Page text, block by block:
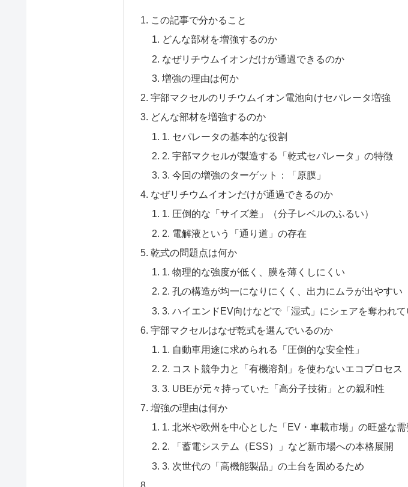
この記事で分かること
どんな部材を増強するのか
なぜリチウムイオンだけが通過できるのか
増強の理由は何か
宇部マクセルのリチウムイオン電池向けセパレータ増強
どんな部材を増強するのか
1. セパレータの基本的な役割
2. 宇部マクセルが製造する「乾式セパレータ」の特徴
3. 今回の増強のターゲット：「原膜」
なぜリチウムイオンだけが通過できるのか
1. 圧倒的な「サイズ差」（分子レベルのふるい）
2. 電解液という「通り道」の存在
乾式の問題点は何か
1. 物理的な強度が低く、膜を薄くしにくい
2. 孔の構造が均一になりにくく、出力にムラが出やすい
3. ハイエンドEV向けなどで「湿式」にシェアを奪われて
宇部マクセルはなぜ乾式を選んでいるのか
1. 自動車用途に求められる「圧倒的な安全性」
2. コスト競争力と「有機溶剤」を使わないエコプロセス
3. UBEが元々持っていた「高分子技術」との親和性
増強の理由は何か
1. 北米や欧州を中心とした「EV・車載市場」の旺盛な
2. 「蓄電システム（ESS）」など新市場への本格展開
3. 次世代の「高機能製品」の土台を固めるため